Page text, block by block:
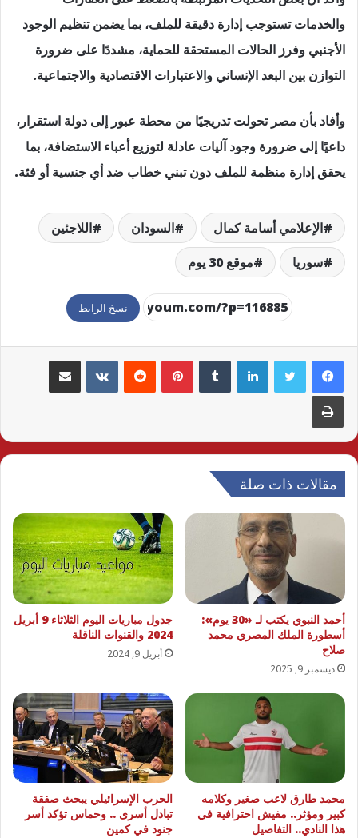
والخدمات تستوجب إدارة دقيقة للملف، بما يضمن تنظيم الوجود
الأجنبي وفرز الحالات المستحقة للحماية، مشددًا على ضرورة
التوازن بين البعد الإنساني والاعتبارات الاقتصادية والاجتماعية.
وأفاد بأن مصر تحولت تدريجيًا من محطة عبور إلى دولة استقرار،
داعيًا إلى ضرورة وجود آليات عادلة لتوزيع أعباء الاستضافة، بما
يحقق إدارة منظمة للملف دون تبني خطاب ضد أي جنسية أو فئة.
الإعلامي أسامة كمال السودان
اللاجئين
سوريا
موقع 30 يوم
نسخ الرابط
لينكدإن بينتيريست مشاركة عبر البريد
طباعة
مقالات ذات صلة
أحمد النبوي يكتب لـ «30 يوم»:
أسطورة الملك المصري محمد
صلاح
ديسمبر 9, 2025
جدول مباريات اليوم الثلاثاء 9 أبريل
2024 والقنوات الناقلة
أبريل 9, 2024
محمد طارق لاعب صغير وكلامه
كبير ومؤثر.. مفيش احترافية في
هذا النادي.. التفاصيل
الحرب الإسرائيلي يبحث صفقة
تبادل أسرى .. وحماس تؤكد أسر
جنود في كمين